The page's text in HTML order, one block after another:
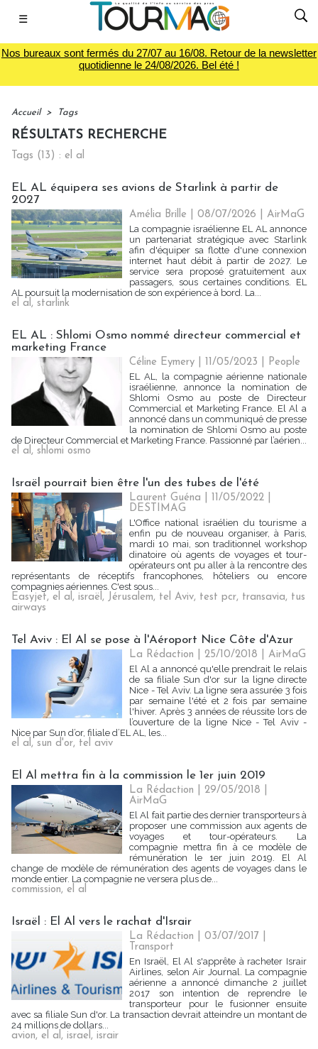
☰
Nos bureaux sont fermés du 27/07 au 16/08. Retour de la newsletter
quotidienne le 24/08/2026. Bel été !
Accueil > Tags
RÉSULTATS RECHERCHE
Tags (13) : el al
EL AL équipera ses avions de Starlink à partir de
2027
Amélia Brille | 08/07/2026 |AirMaG
La compagnie israélienne EL AL annonce
un partenariat stratégique avec Starlink
afin d'équiper sa flotte d'une connexion
internet haut débit à partir de 2027. Le
service sera proposé gratuitement aux
passagers, sous certaines conditions. EL
AL poursuit la modernisation de son expérience à bord. La...
el al, starlink
EL AL : Shlomi Osmo nommé directeur commercial et
marketing France
Céline Eymery | 11/05/2023
People
EL AL, la compagnie aérienne nationale
israélienne, annonce la nomination de
Shlomi Osmo au poste de Directeur
Commercial et Marketing France. El Al a
annoncé dans un communiqué de presse
la nomination de Shlomi Osmo au poste
de Directeur Commercial et Marketing France. Passionné par l’aérien...
el al, shlomi osmo
Israël pourrait bien être l'un des tubes de l'été
Laurent Guéna | 11/05/2022
DESTIMAG
L'Office national israélien du tourisme a
enfin pu de nouveau organiser, à Paris,
mardi 10 mai, son traditionnel workshop
dinatoire où agents de voyages et tour-
opérateurs ont pu aller à la rencontre des
représentants de réceptifs francophones, hôteliers ou encore
compagnies aériennes. C'est sous...
Easyjet, el al, israël, Jérusalem, tel Aviv, test pcr, transavia, tus
airways
Tel Aviv : El Al se pose à l'Aéroport Nice Côte d'Azur
La Rédaction | 25/10/2018 |AirMaG
El Al a annoncé qu'elle prendrait le relais
de sa filiale Sun d'or sur la ligne directe
Nice - Tel Aviv. La ligne sera assurée 3 fois
par semaine l'été et 2 fois par semaine
l'hiver. Après 3 années de réussite lors de
l’ouverture de la ligne Nice - Tel Aviv -
Nice par Sun d’or, filiale d’EL AL, les...
el al, sun d'or, tel aviv
El Al mettra fin à la commission le 1er juin 2019
La Rédaction | 29/05/2018
AirMaG
El Al fait partie des dernier transporteurs à
proposer une commission aux agents de
voyages et tour-opérateurs. La
compagnie mettra fin à ce modèle de
rémunération le 1er juin 2019. El Al
change de modèle de rémunération des agents de voyages dans le
monde entier. La compagnie ne versera plus de...
commission, el al
Israël : El Al vers le rachat d'Israir
La Rédaction | 03/07/2017
Transport
En Israël, El Al s'apprête à racheter Israir
Airlines, selon Air Journal. La compagnie
aérienne a annoncé dimanche 2 juillet
2017 son intention de reprendre le
transporteur pour le fusionner ensuite
avec sa filiale Sun d'or. La transaction devrait atteindre un montant de
24 millions de dollars...
avion, el al, israel, israir